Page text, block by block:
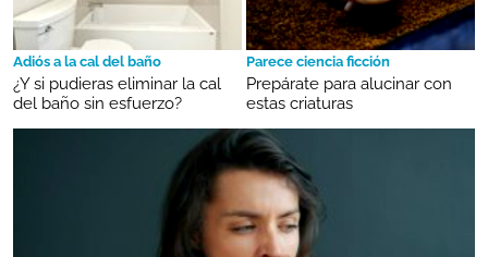
Adiós a la cal del baño
¿Y si pudieras eliminar la cal
del baño sin esfuerzo?
Parece ciencia ficción
Prepárate para alucinar con
estas criaturas